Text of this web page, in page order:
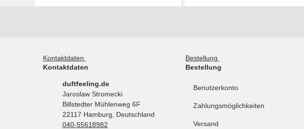
Kontaktdaten
Kontaktdaten
duftfeeling.de
Jaroslaw Stromecki
Billstedter Mühlenweg 6F
22117 Hamburg, Deutschland
040-55618982
Bestellung
Bestellung
Benutzerkonto
Zahlungsmöglichkeiten
Versand